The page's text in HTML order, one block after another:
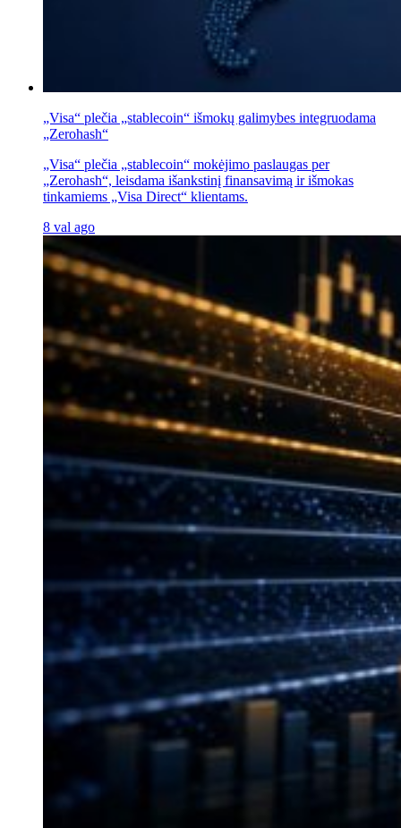
„Visa“ plečia „stablecoin“ išmokų galimybes integruodama
„Zerohash“
„Visa“ plečia „stablecoin“ mokėjimo paslaugas per
„Zerohash“, leisdama išankstinį finansavimą ir išmokas
tinkamiems „Visa Direct“ klientams.
8 val ago